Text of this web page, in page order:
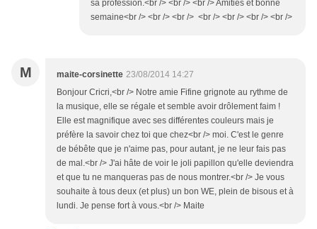
sa profession.<br /> <br /> <br /> Amitiés et bonne
semaine<br /> <br /> <br /> <br /> <br /> <br /> <br />
M maite-corsinette 23/08/2014 14:27
Bonjour Cricri,<br /> Notre amie Fifine grignote au rythme de
la musique, elle se régale et semble avoir drôlement faim !
Elle est magnifique avec ses différentes couleurs mais je
préfère la savoir chez toi que chez<br /> moi. C'est le genre
de bébête que je n'aime pas, pour autant, je ne leur fais pas
de mal.<br /> J'ai hâte de voir le joli papillon qu'elle deviendra
et que tu ne manqueras pas de nous montrer.<br /> Je vous
souhaite à tous deux (et plus) un bon WE, plein de bisous et à
lundi. Je pense fort à vous.<br /> Maite